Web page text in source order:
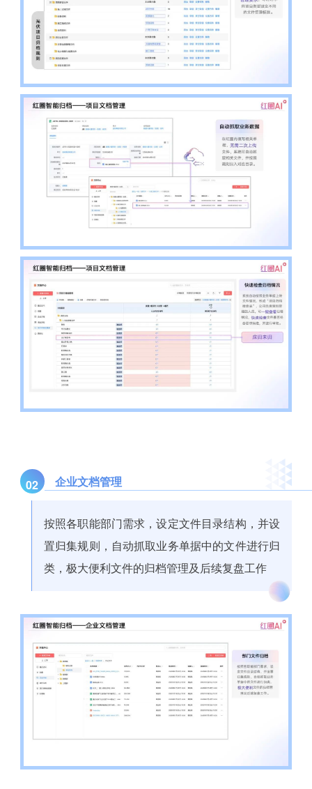
02 企业文档管理
按照各职能部门需求，设定文件目录结构，并设
置归集规则，自动抓取业务单据中的文件进行归
类，极大便利文件的归档管理及后续复盘工作